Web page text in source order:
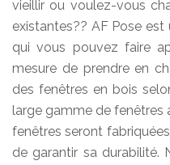
vieillir ou voulez-vous
existantes?? AF Pose est
qui vous pouvez faire
mesure de prendre en
des fenêtres en bois
large gamme de fenêtres
fenêtres seront
de garantir sa durabilité.